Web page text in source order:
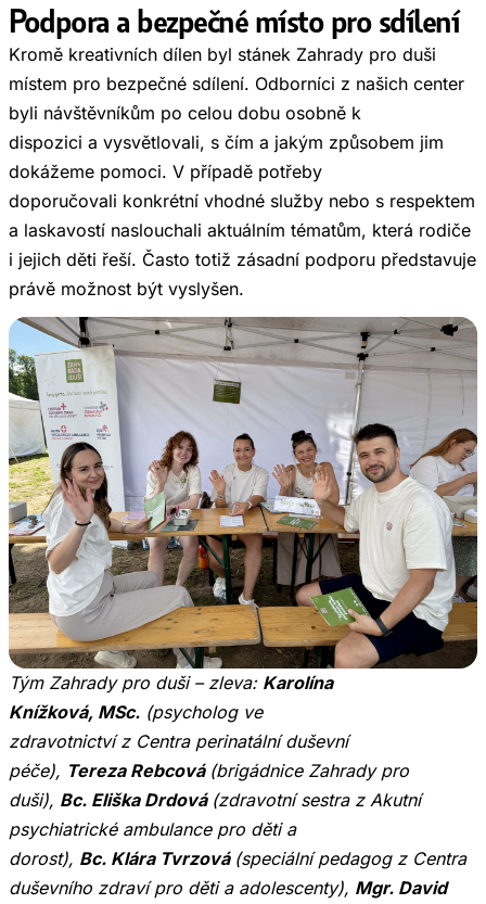
Podpora a bezpečné místo pro sdílení
Kromě kreativních dílen byl stánek Zahrady pro duši
místem pro bezpečné sdílení. Odborníci z našich center
byli návštěvníkům po celou dobu osobně k
dispozici a vysvětlovali, s čím a jakým způsobem jim
dokážeme pomoci. V případě potřeby
doporučovali konkrétní vhodné služby nebo s respektem
a laskavostí naslouchali aktuálním tématům, která rodiče
i jejich děti řeší. Často totiž zásadní podporu představuje
právě možnost být vyslyšen.
Tým Zahrady pro duši – zleva: Karolína
Knížková, MSc. (psycholog ve
zdravotnictví z Centra perinatální duševní
péče), Tereza Rebcová (brigádnice Zahrady pro
duši), Bc. Eliška Drdová (zdravotní sestra z Akutní
psychiatrické ambulance pro děti a
dorost), Bc. Klára Tvrzová (speciální pedagog z Centra
duševního zdraví pro děti a adolescenty), Mgr. David